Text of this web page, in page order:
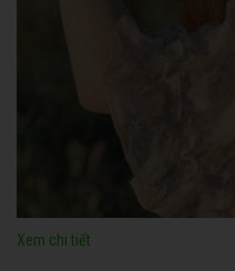
Xem chi tiết